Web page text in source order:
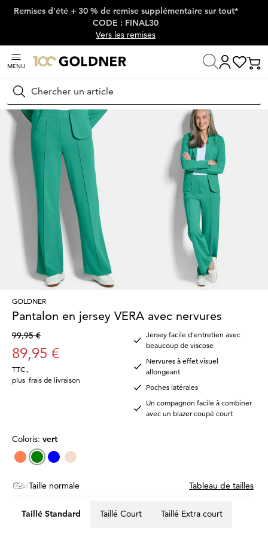
Passer la navigation, aller directement au contenu
Remises d'été + 30 % de remise supplémentaire sur tout*
CODE : FINAL30
Vers les remises
MENU
Rechercher
Maison Mode femme Pantalons
GOLDNER
Pantalon en jersey VERA avec nervures
99,95 €
89,95 €
TTC.
plus frais de livraison
Jersey facile d'entretien avec
beaucoup de viscose
Nervures à effet visuel
allongeant
Poches latérales
Un compagnon facile à combiner
avec un blazer coupé court
Coloris: vert
Taille normale Tableau de tailles
Taillé Standard Taillé Court Taillé Extra court